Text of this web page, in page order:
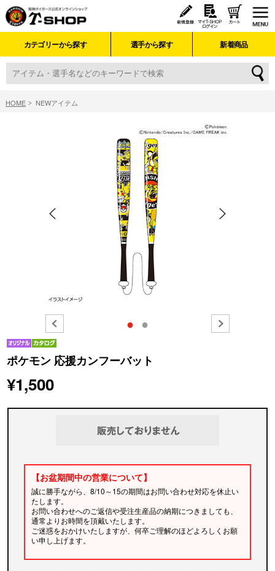
カテゴリーから探す 選手から探す 新着商品
HOME NEWアイテム
● ●
ポケモン 応援カンフーバット
¥1,500
【お盆期間中の営業について】
誠に勝手ながら、8/10～15の期間はお問い合わせ対応を休止い
たします。
お問い合わせへのご返信や受注生産品の納期につきましても、
通常よりお時間を頂戴いたします。
ご迷惑をおかけいたしますが、何卒ご理解のほどよろしくお願
い申し上げます。